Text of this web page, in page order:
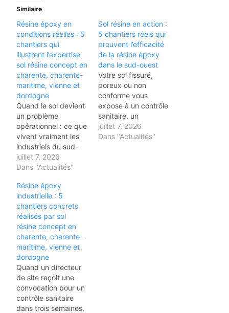
Similaire
Résine époxy en
conditions réelles : 5
chantiers qui
illustrent l’expertise
sol résine concept en
charente, charente-
maritime, vienne et
dordogne
Quand le sol devient
un problème
opérationnel : ce que
vivent vraiment les
industriels du sud-
ouest Un sol fissuré
dans une zone de
carrelage poreux
dans un chai de
vieillissement à
Cognac. Un béton
dégradé dans un
entrepôt logistique à
La Rochelle. Un
revêtement non
conforme HACCP…
juillet 7, 2026
Dans "Actualités"
Sol résine en action :
5 chantiers réels qui
prouvent l’efficacité
de la résine époxy
dans le sud-ouest
Votre sol fissuré,
poreux ou non
conforme vous
expose à un contrôle
sanitaire, un
accident du travail
ou un arrêt de
juillet 7, 2026
Dans "Actualités"
Résine époxy
industrielle : 5
chantiers concrets
réalisés par sol
résine concept en
charente, charente-
maritime, vienne et
dordogne
Quand un directeur
de site reçoit une
convocation pour un
contrôle sanitaire
dans trois semaines,